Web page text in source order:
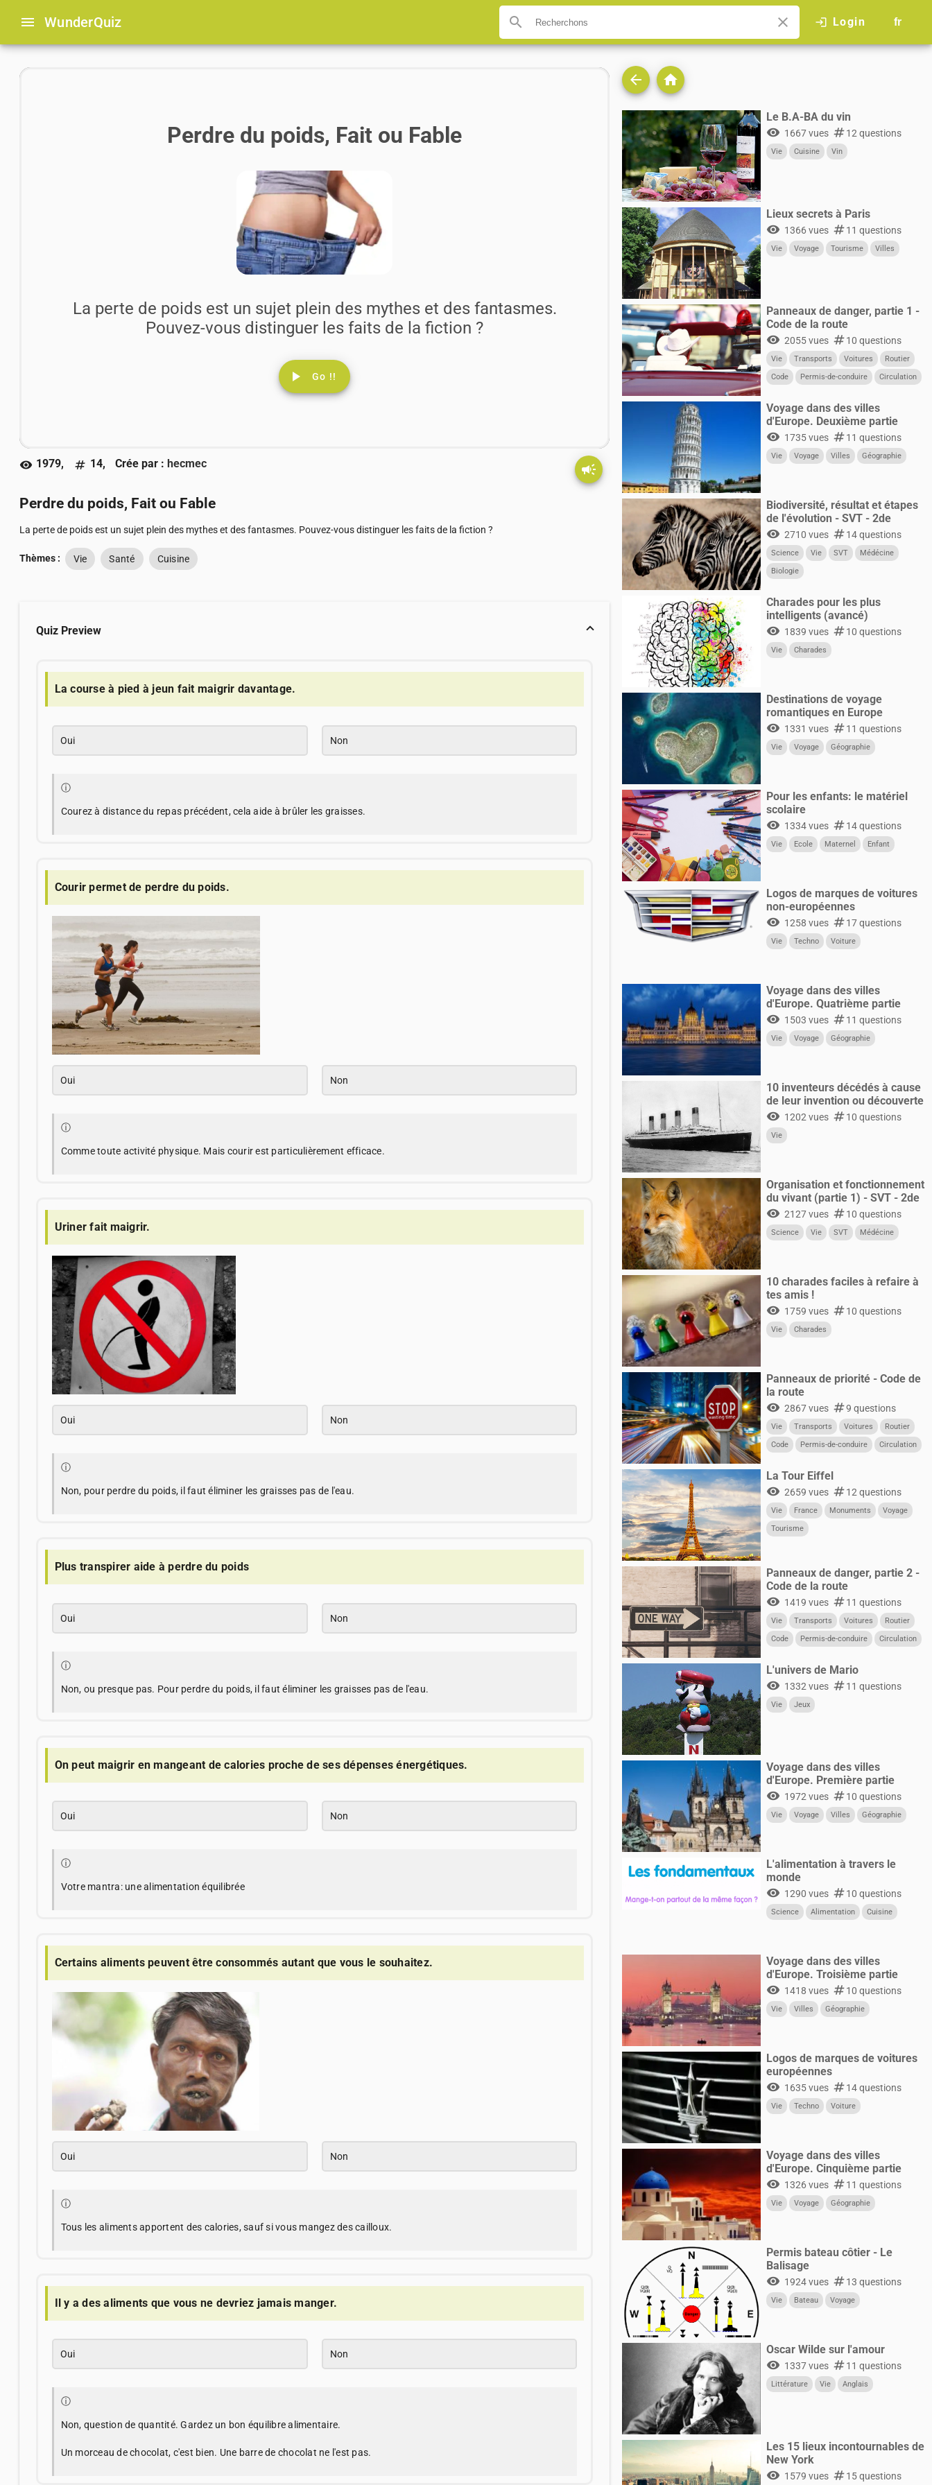
menu WunderQuiz search close login Login fr
Perdre du poids, Fait ou Fable
La perte de poids est un sujet plein des mythes et des fantasmes.
Pouvez-vous distinguer les faits de la fiction ?
play_arrow Go !!
visibility 1979, numbers 14, Crée par : hecmec campaign
Perdre du poids, Fait ou Fable
La perte de poids est un sujet plein des mythes et des fantasmes. Pouvez-vous distinguer les faits de la fiction ?
Thèmes : Vie Santé Cuisine
Quiz Preview
La course à pied à jeun fait maigrir davantage.
Oui Non
ⓘ
Courez à distance du repas précédent, cela aide à brûler les graisses.
Courir permet de perdre du poids.
Oui Non
ⓘ
Comme toute activité physique. Mais courir est particulièrement efficace.
Uriner fait maigrir.
Oui Non
ⓘ
Non, pour perdre du poids, il faut éliminer les graisses pas de l'eau.
Plus transpirer aide à perdre du poids
Oui Non
ⓘ
Non, ou presque pas. Pour perdre du poids, il faut éliminer les graisses pas de l'eau.
On peut maigrir en mangeant de calories proche de ses dépenses énergétiques.
Oui Non
ⓘ
Votre mantra: une alimentation équilibrée
Certains aliments peuvent être consommés autant que vous le souhaitez.
Oui Non
ⓘ
Tous les aliments apportent des calories, sauf si vous mangez des cailloux.
Il y a des aliments que vous ne devriez jamais manger.
Oui Non
ⓘ
Non, question de quantité. Gardez un bon équilibre alimentaire.
Un morceau de chocolat, c'est bien. Une barre de chocolat ne l'est pas.
arrow_back home
Le B.A-BA du vin
visibility 1667 vues numbers12 questions
Vie Cuisine Vin
Lieux secrets à Paris
visibility 1366 vues numbers11 questions
Vie Voyage Tourisme Villes
Panneaux de danger, partie 1 -
Code de la route
visibility 2055 vues numbers10 questions
Vie Transports Voitures
Routier
Code
Permis-de-conduire
Circulation
Voyage dans des villes
d'Europe. Deuxième partie
visibility 1735 vues numbers11 questions
Vie Voyage Villes Géographie
Biodiversité, résultat et étapes
de l'évolution - SVT - 2de
visibility 2710 vues numbers14 questions
Science Vie SVT
Médécine
Biologie
Charades pour les plus
intelligents (avancé)
visibility 1839 vues numbers10 questions
Vie Charades
Destinations de voyage
romantiques en Europe
visibility 1331 vues numbers11 questions
Vie Voyage Géographie
Pour les enfants: le matériel
scolaire
visibility 1334 vues numbers14 questions
Vie Ecole Maternel Enfant
Logos de marques de voitures
non-européennes
visibility 1258 vues numbers17 questions
Vie Techno Voiture
Voyage dans des villes
d'Europe. Quatrième partie
visibility 1503 vues numbers11 questions
Vie Voyage Géographie
10 inventeurs décédés à cause
de leur invention ou découverte
visibility 1202 vues numbers10 questions
Vie
Organisation et fonctionnement
du vivant (partie 1) - SVT - 2de
visibility 2127 vues numbers10 questions
Science Vie SVT Médécine
10 charades faciles à refaire à
tes amis !
visibility 1759 vues numbers10 questions
Vie Charades
Panneaux de priorité - Code de
la route
visibility 2867 vues numbers9 questions
Vie Transports Voitures
Routier
Code
Permis-de-conduire
Circulation
La Tour Eiffel
visibility 2659 vues numbers12 questions
Vie France Monuments
Voyage
Tourisme
Panneaux de danger, partie 2 -
Code de la route
visibility 1419 vues numbers11 questions
Vie Transports Voitures
Routier
Code
Permis-de-conduire
Circulation
L'univers de Mario
visibility 1332 vues numbers11 questions
Vie Jeux
Voyage dans des villes
d'Europe. Première partie
visibility 1972 vues numbers10 questions
Vie Voyage Villes Géographie
L'alimentation à travers le
monde
visibility 1290 vues numbers10 questions
Science Alimentation Cuisine
Voyage dans des villes
d'Europe. Troisième partie
visibility 1418 vues numbers10 questions
Vie Villes Géographie
Logos de marques de voitures
européennes
visibility 1635 vues numbers14 questions
Vie Techno Voiture
Voyage dans des villes
d'Europe. Cinquième partie
visibility 1326 vues numbers11 questions
Vie Voyage Géographie
Permis bateau côtier - Le
Balisage
visibility 1924 vues numbers13 questions
Vie Bateau Voyage
Oscar Wilde sur l'amour
visibility 1337 vues numbers11 questions
Littérature Vie Anglais
Les 15 lieux incontournables de
New York
visibility 1579 vues numbers15 questions